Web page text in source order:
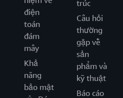
điện
toán
đám
mây
Khả
năng
bảo mật
trúc
Câu hỏi
thường
gặp về
sản
phẩm và
kỹ thuật
Báo cáo